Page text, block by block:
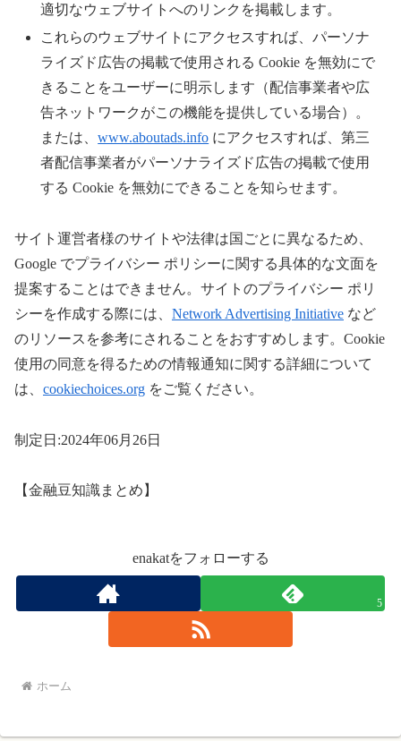
適切なウェブサイトへのリンクを掲載します。
これらのウェブサイトにアクセスすれば、パーソナ
ライズド広告の掲載で使用される Cookie を無効にで
きることをユーザーに明示します（配信事業者や広
告ネットワークがこの機能を提供している場合）。
または、www.aboutads.info にアクセスすれば、第三
者配信事業者がパーソナライズド広告の掲載で使用
する Cookie を無効にできることを知らせます。
サイト運営者様のサイトや法律は国ごとに異なるため、
Google でプライバシー ポリシーに関する具体的な文面を
提案することはできません。サイトのプライバシー ポリ
シーを作成する際には、 Network Advertising Initiative など
のリソースを参考にされることをおすすめします。Cookie
使用の同意を得るための情報通知に関する詳細について
は、 cookiechoices.org をご覧ください。
制定日:2024年06月26日
【金融豆知識まとめ】
enakatをフォローする
5
ホーム